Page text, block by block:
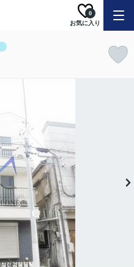
お気に入り
0